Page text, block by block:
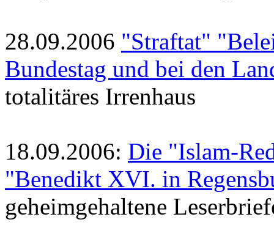
28.09.2006 "Straftat"
Bundestag und bei den
totalitäres Irrenhaus
18.09.2006: Die "Islam-
"Benedikt XVI. in
geheimgehaltene